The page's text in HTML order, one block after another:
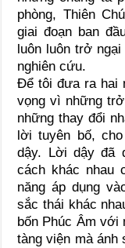
phòng, Thiên
giai đoạn ban
luôn luôn trở
nghiên cứu.
Để tôi đưa ra hai
vọng vì những
những thay đổi
lời tuyên bố,
dậy. Lời dậy đã
cách khác nhau
năng áp dụng
sắc thái khác
bốn Phúc Âm với
tàng viện mà ánh